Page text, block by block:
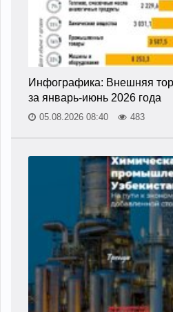
Инфографика: Внешняя
за январь-июнь 2026 года
05.08.2026 08:40 483